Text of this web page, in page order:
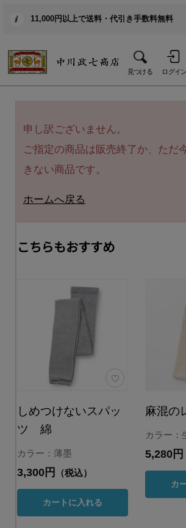
11,000円以上で送料・代引き手数料無料
見つける ログイン
申し訳ございません。
ご指定の商品は販売終了か、ただ
きない商品です。
ホームへ戻る
こちらもおすすめ
しめつけないスパッ
ツ 綿
カラー：薄墨
3,300円 （税込）
カートに入れる
麻混の
カラー：
5,280円
カ